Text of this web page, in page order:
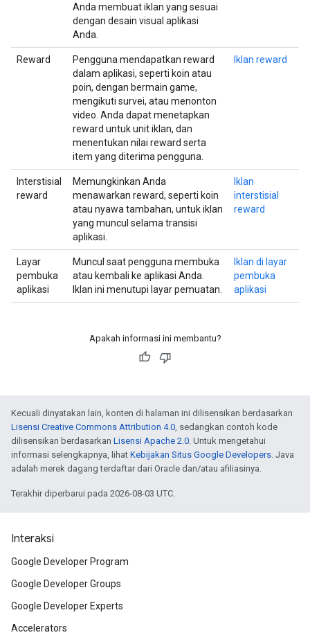
Anda membuat iklan yang sesuai
dengan desain visual aplikasi
Anda.
Reward
Pengguna mendapatkan reward
dalam aplikasi, seperti koin atau
poin, dengan bermain game,
mengikuti survei, atau menonton
video. Anda dapat menetapkan
reward untuk unit iklan, dan
menentukan nilai reward serta
item yang diterima pengguna.
Iklan reward
Interstisial
reward
Memungkinkan Anda
menawarkan reward, seperti koin
atau nyawa tambahan, untuk iklan
yang muncul selama transisi
aplikasi.
Iklan
interstisial
reward
Layar
pembuka
aplikasi
Muncul saat pengguna membuka
atau kembali ke aplikasi Anda.
Iklan ini menutupi layar pemuatan.
Iklan di layar
pembuka
aplikasi
Apakah informasi ini membantu?
Kecuali dinyatakan lain, konten di halaman ini dilisensikan berdasarkan
Lisensi Creative Commons Attribution 4.0, sedangkan contoh kode
dilisensikan berdasarkan Lisensi Apache 2.0. Untuk mengetahui
informasi selengkapnya, lihat Kebijakan Situs Google Developers. Java
adalah merek dagang terdaftar dari Oracle dan/atau afiliasinya.
Terakhir diperbarui pada 2026-08-03 UTC.
Interaksi
Google Developer Program
Google Developer Groups
Google Developer Experts
Accelerators